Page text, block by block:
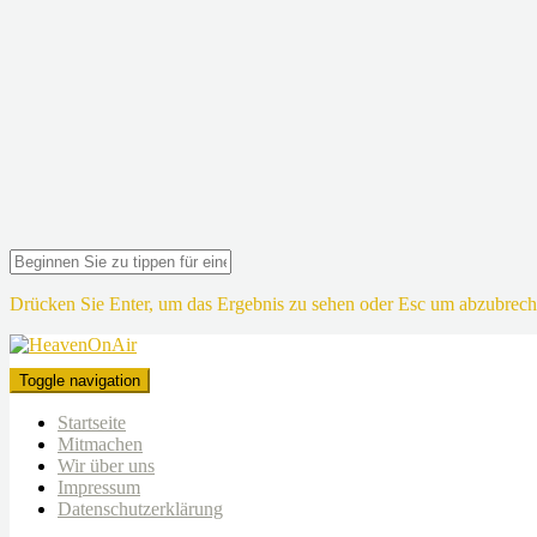
Drücken Sie Enter, um das Ergebnis zu sehen oder Esc um
Toggle navigation
Startseite
Mitmachen
Wir über uns
Impressum
Datenschutzerklärung